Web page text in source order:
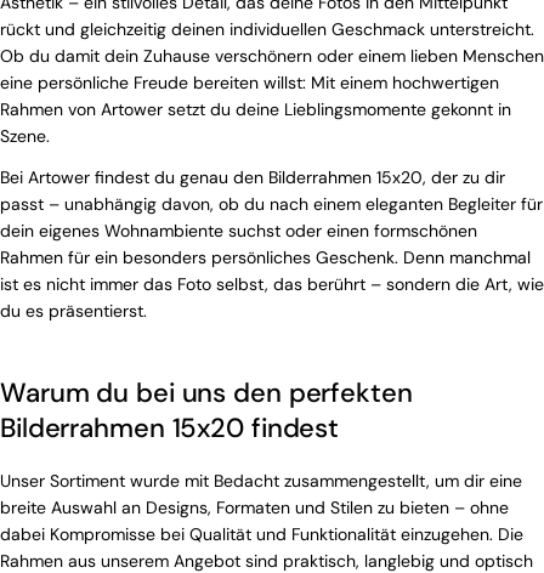
rückt und gleichzeitig deinen individuellen Geschmack unterstreicht.
Ob du damit dein Zuhause verschönern oder einem lieben Menschen
eine persönliche Freude bereiten willst: Mit einem hochwertigen
Rahmen von Artower setzt du deine Lieblingsmomente gekonnt in
Szene.
Bei Artower findest du genau den Bilderrahmen 15x20, der zu dir
passt – unabhängig davon, ob du nach einem eleganten Begleiter für
dein eigenes Wohnambiente suchst oder einen formschönen
Rahmen für ein besonders persönliches Geschenk. Denn manchmal
ist es nicht immer das Foto selbst, das berührt – sondern die Art, wie
du es präsentierst.
Warum du bei uns den perfekten
Bilderrahmen 15x20 findest
Unser Sortiment wurde mit Bedacht zusammengestellt, um dir eine
breite Auswahl an Designs, Formaten und Stilen zu bieten – ohne
dabei Kompromisse bei Qualität und Funktionalität einzugehen. Die
Rahmen aus unserem Angebot sind praktisch, langlebig und optisch